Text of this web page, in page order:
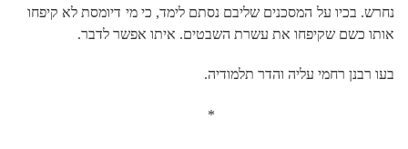
נחרש. בכיו על המסכנים שליבם נסתם לימד, כי מי דיומסת לא קיפחו
אותו כשם שקיפחו את עשרת השבטים. איתו אפשר לדבר.
בעו רבנן רחמי עליה והדר תלמודיה.
*